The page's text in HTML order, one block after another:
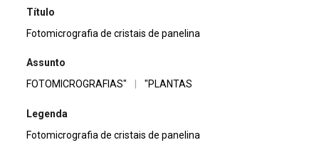
Título
Fotomicrografia de cristais de panelina
Assunto
FOTOMICROGRAFIAS"
"PLANTAS
Legenda
Fotomicrografia de cristais de panelina